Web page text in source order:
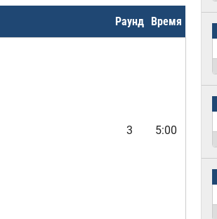
Раунд Время
3 5:00